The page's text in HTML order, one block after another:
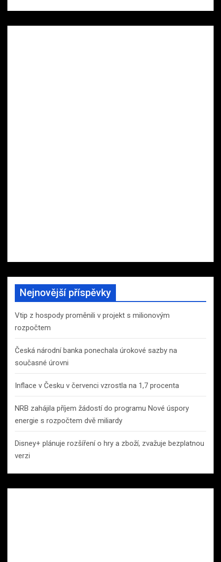
Nejnovější příspěvky
Vtip z hospody proměnili v projekt s milionovým
rozpočtem
Česká národní banka ponechala úrokové sazby na
současné úrovni
Inflace v Česku v červenci vzrostla na 1,7 procenta
NRB zahájila příjem žádostí do programu Nové úspory
energie s rozpočtem dvě miliardy
Disney+ plánuje rozšíření o hry a zboží, zvažuje bezplatnou
verzi